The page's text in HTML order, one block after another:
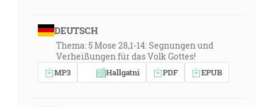
DEUTSCH
Thema: 5 Mose 28,1-14: Segnungen und
Verheißungen für das Volk Gottes!
MP3 Hallgatni PDF EPUB